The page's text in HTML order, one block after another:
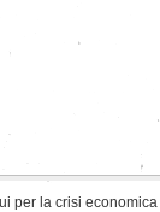
per la crisi economica